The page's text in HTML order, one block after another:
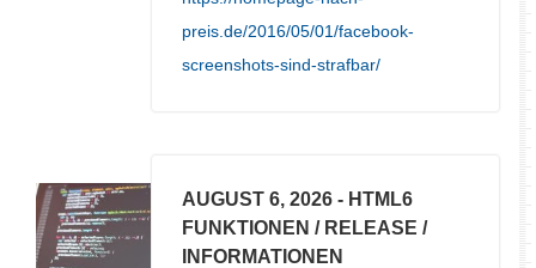
preis.de/2016/05/01/facebook-
screenshots-sind-strafbar/
AUGUST 6, 2026 - HTML6
FUNKTIONEN / RELEASE /
INFORMATIONEN